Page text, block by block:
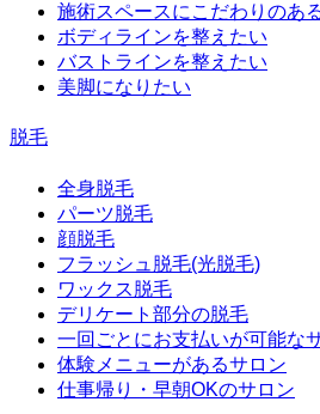
施術スペースにこだわりのあ
ボディラインを整えたい
バストラインを整えたい
美脚になりたい
脱毛
全身脱毛
パーツ脱毛
顔脱毛
フラッシュ脱毛(光脱毛)
ワックス脱毛
デリケート部分の脱毛
一回ごとにお支払いが可能な
体験メニューがあるサロン
仕事帰り・早朝OKのサロン